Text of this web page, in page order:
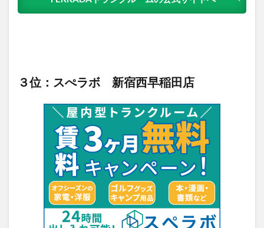
３位：スぺラボ 新宿西早稲田店